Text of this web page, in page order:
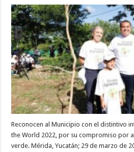
Reconocen al Municipio con el distintivo
the World 2022, por su compromiso por
verde. Mérida, Yucatán; 29 de marzo de